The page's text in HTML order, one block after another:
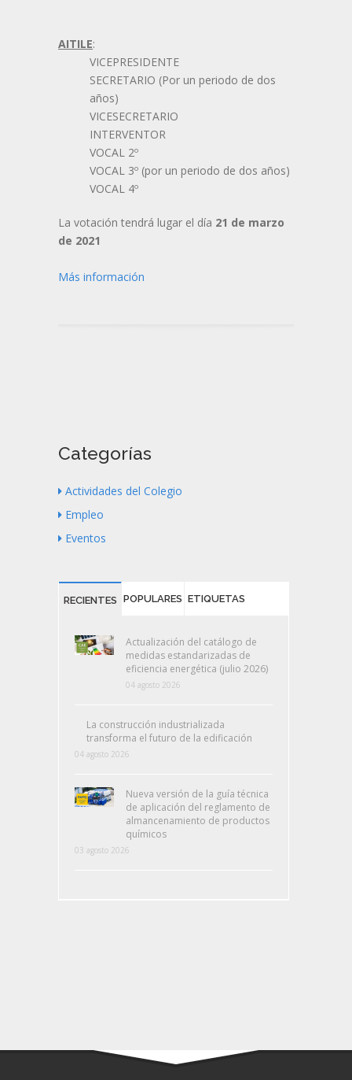
AITILE:
VICEPRESIDENTE
SECRETARIO (Por un periodo de dos
años)
VICESECRETARIO
INTERVENTOR
VOCAL 2º
VOCAL 3º (por un periodo de dos años)
VOCAL 4º
La votación tendrá lugar el día 21 de marzo
de 2021
Más información
Categorías
Actividades del Colegio
Empleo
Eventos
RECIENTES POPULARES ETIQUETAS
Actualización del catálogo de
medidas estandarizadas de
eficiencia energética (julio 2026)
04 agosto 2026
La construcción industrializada
transforma el futuro de la edificación
04 agosto 2026
Nueva versión de la guía técnica
de aplicación del reglamento de
almancenamiento de productos
químicos
03 agosto 2026